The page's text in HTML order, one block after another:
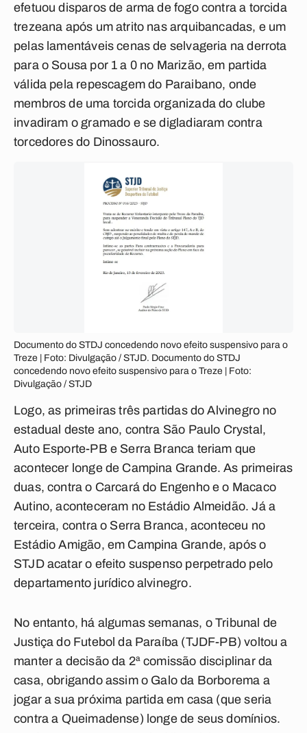
efetuou disparos de arma de fogo contra a torcida
trezeana após um atrito nas arquibancadas, e um
pelas lamentáveis cenas de selvageria na derrota
para o Sousa por 1 a 0 no Marizão, em partida
válida pela repescagem do Paraibano, onde
membros de uma torcida organizada do clube
invadiram o gramado e se digladiaram contra
torcedores do Dinossauro.
Documento do STDJ concedendo novo efeito suspensivo para o
Treze | Foto: Divulgação / STJD. Documento do STDJ
concedendo novo efeito suspensivo para o Treze | Foto:
Divulgação / STJD
Logo, as primeiras três partidas do Alvinegro no
estadual deste ano, contra São Paulo Crystal,
Auto Esporte-PB e Serra Branca teriam que
acontecer longe de Campina Grande. As primeiras
duas, contra o Carcará do Engenho e o Macaco
Autino, aconteceram no Estádio Almeidão. Já a
terceira, contra o Serra Branca, aconteceu no
Estádio Amigão, em Campina Grande, após o
STJD acatar o efeito suspenso perpetrado pelo
departamento jurídico alvinegro.
No entanto, há algumas semanas, o Tribunal de
Justiça do Futebol da Paraíba (TJDF-PB) voltou a
manter a decisão da 2ª comissão disciplinar da
casa, obrigando assim o Galo da Borborema a
jogar a sua próxima partida em casa (que seria
contra a Queimadense) longe de seus domínios.